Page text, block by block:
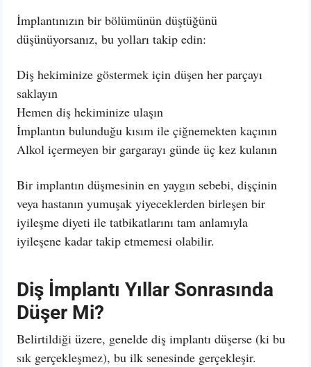
İmplantınızın bir bölümünün düştüğünü
düşünüyorsanız, bu yolları takip edin:
Diş hekiminize göstermek için düşen her parçayı
saklayın
Hemen diş hekiminize ulaşın
İmplantın bulunduğu kısım ile çiğnemekten kaçının
Alkol içermeyen bir gargarayı günde üç kez kulanın
Bir implantın düşmesinin en yaygın sebebi, dişçinin
veya hastanın yumuşak yiyeceklerden birleşen bir
iyileşme diyeti ile tatbikatlarını tam anlamıyla
iyileşene kadar takip etmemesi olabilir.
Diş İmplantı Yıllar Sonrasında
Düşer Mi?
Belirtildiği üzere, genelde diş implantı düşerse (ki bu
sık gerçekleşmez), bu ilk senesinde gerçekleşir.